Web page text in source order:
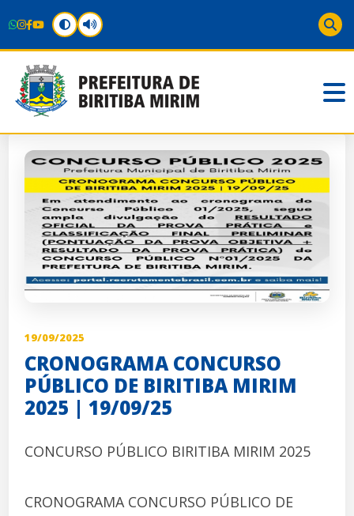
19/09/2025
CRONOGRAMA CONCURSO
PÚBLICO DE BIRITIBA MIRIM
2025 | 19/09/25
CONCURSO PÚBLICO BIRITIBA MIRIM 2025
CRONOGRAMA CONCURSO PÚBLICO DE